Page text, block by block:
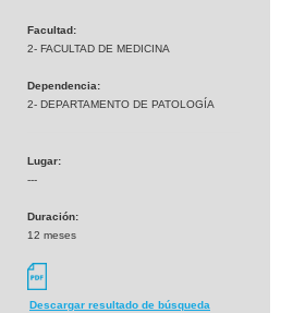
Facultad:
2- FACULTAD DE MEDICINA
Dependencia:
2- DEPARTAMENTO DE PATOLOGÍA
Lugar:
---
Duración:
12 meses
Descargar resultado de búsqueda